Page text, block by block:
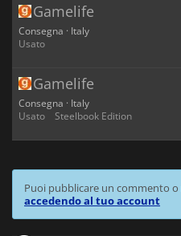
Gamelife
Consegna · Italy
Usato
Gamelife
Consegna · Italy
Usato
Steelbook Edition
Puoi pubblicare un commento
accedendo al tuo account